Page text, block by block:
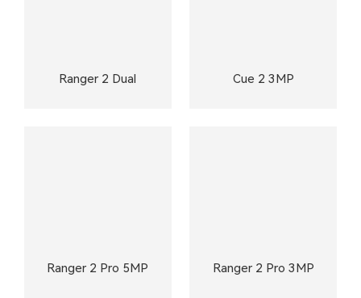
Ranger 2 Dual Cue 2 3MP
Ranger 2 Pro 5MP Ranger 2 Pro 3MP